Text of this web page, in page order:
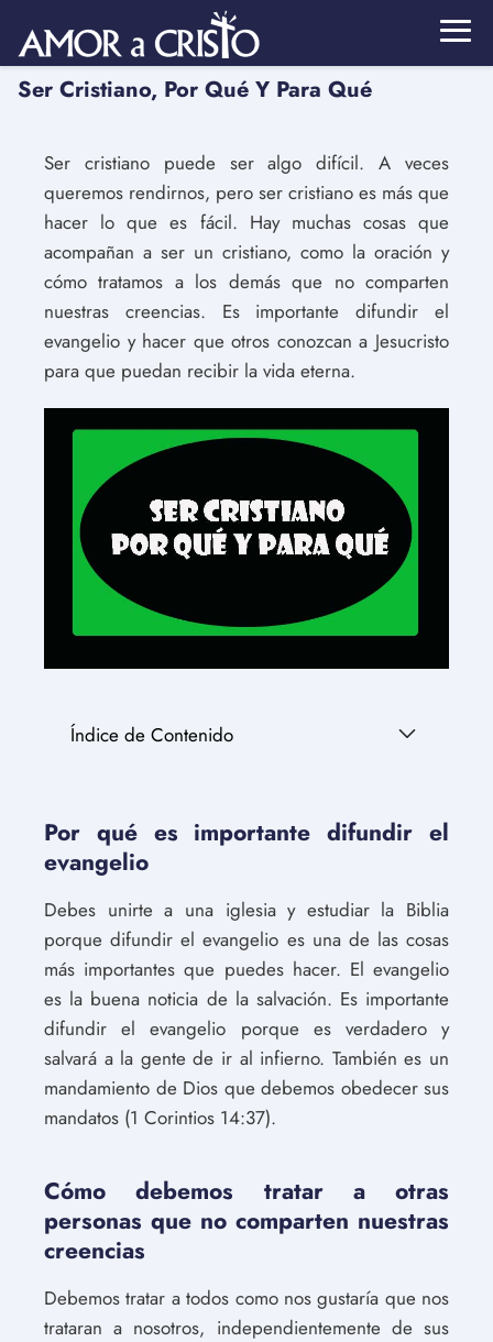
Ser Cristiano, Por Qué Y Para Qué
Ser cristiano puede ser algo difícil. A veces
queremos rendirnos, pero ser cristiano es más que
hacer lo que es fácil. Hay muchas cosas que
acompañan a ser un cristiano, como la oración y
cómo tratamos a los demás que no comparten
nuestras creencias. Es importante difundir el
evangelio y hacer que otros conozcan a Jesucristo
para que puedan recibir la vida eterna.
Índice de Contenido
Por qué es importante difundir el
evangelio
Debes unirte a una iglesia y estudiar la Biblia
porque difundir el evangelio es una de las cosas
más importantes que puedes hacer. El evangelio
es la buena noticia de la salvación. Es importante
difundir el evangelio porque es verdadero y
salvará a la gente de ir al infierno. También es un
mandamiento de Dios que debemos obedecer sus
mandatos (1 Corintios 14:37).
Cómo debemos tratar a otras
personas que no comparten nuestras
creencias
Debemos tratar a todos como nos gustaría que nos
trataran a nosotros, independientemente de sus